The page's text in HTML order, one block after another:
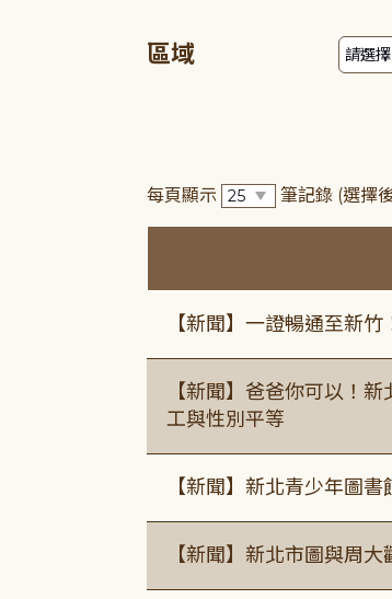
區域
每頁顯示 筆記錄 (選擇
【新聞】一證暢通至新
【新聞】爸爸你可以！
工與性別平等
【新聞】新北青少年圖
【新聞】新北市圖與周